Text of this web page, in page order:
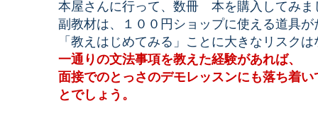
本屋さんに行って、数冊 本を購入してみま
副教材は、１００円ショップに使える道具
「教えはじめてみる」ことに大きなリスク
一通りの文法事項を教えた経験があれば、
面接でのとっさのデモレッスンにも落ち着
とでしょう。